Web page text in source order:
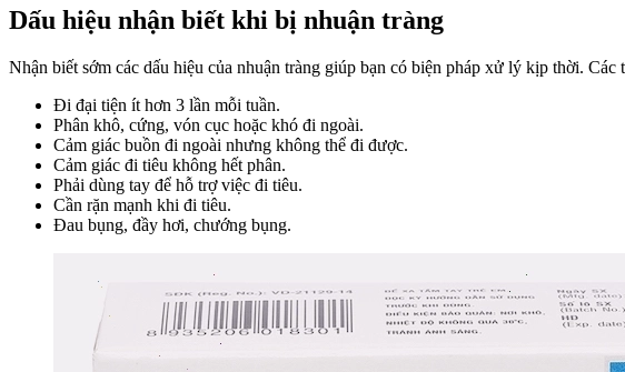
Dấu hiệu nhận biết khi bị nhuận tràng
Nhận biết sớm các dấu hiệu của nhuận tràng giúp bạn có biện pháp xử lý kịp thời. Các
Đi đại tiện ít hơn 3 lần mỗi tuần.
Phân khô, cứng, vón cục hoặc khó đi ngoài.
Cảm giác buồn đi ngoài nhưng không thể đi được.
Cảm giác đi tiêu không hết phân.
Phải dùng tay để hỗ trợ việc đi tiêu.
Cần rặn mạnh khi đi tiêu.
Đau bụng, đầy hơi, chướng bụng.